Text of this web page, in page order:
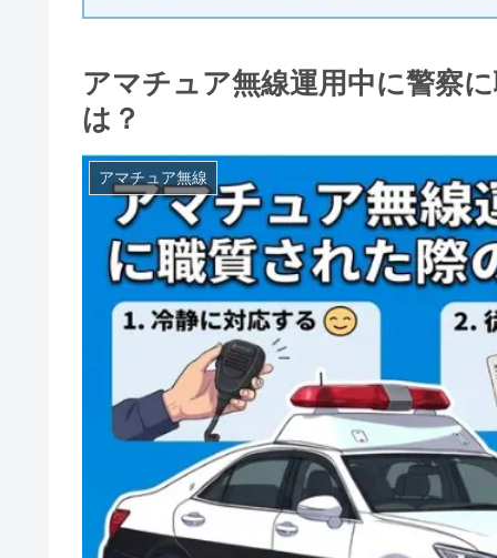
アマチュア無線運用中に警察
は？
アマチュア無線